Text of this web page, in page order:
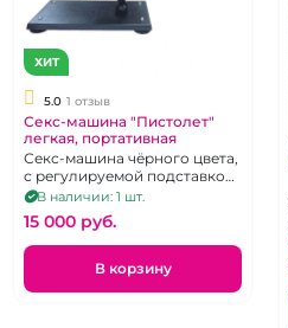
ХИТ
5.0 1 отзыв
Секс-машина "Пистолет"
легкая, портативная
Секс-машина чёрного цвета,
с регулируемой подставкой
на присоске, на пульте
управления
В наличии: 1 шт.
15 000 pуб.
В корзину